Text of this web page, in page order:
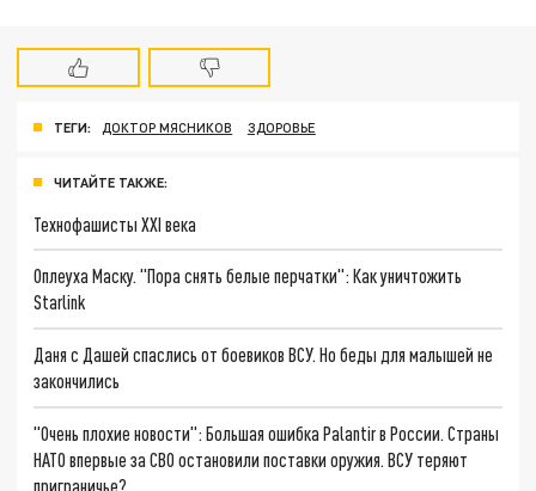
ТЕГИ: ДОКТОР МЯСНИКОВ ЗДОРОВЬЕ
ЧИТАЙТЕ ТАКЖЕ:
Технофашисты XXI века
Оплеуха Маску. "Пора снять белые перчатки": Как уничтожить
Starlink
Даня с Дашей спаслись от боевиков ВСУ. Но беды для малышей не
закончились
"Очень плохие новости": Большая ошибка Palantir в России. Страны
НАТО впервые за СВО остановили поставки оружия. ВСУ теряют
приграничье?